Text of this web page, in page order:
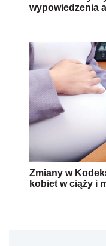
wypowiedzenia
Zmiany w
kobiet w ciąży i